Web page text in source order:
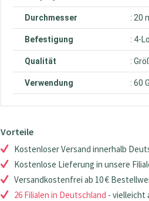
Durchmesser : 20
Befestigung : 4-
Qualität :
Verwendung : 60
Vorteile
Kostenloser Versand innerhalb
Kostenlose Lieferung in unsere
Versandkostenfrei ab 10 €
26 Filialen in Deutschland - vielleicht